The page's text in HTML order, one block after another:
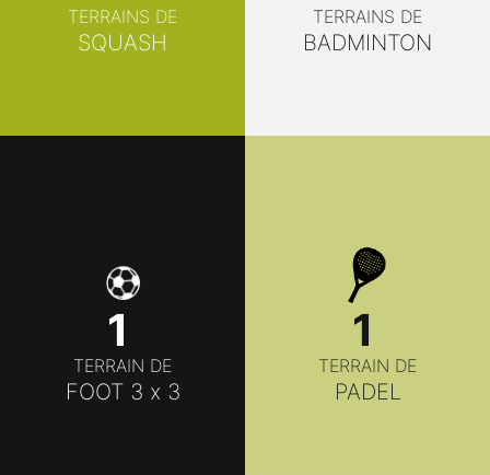
TERRAINS DE
SQUASH
TERRAINS DE
BADMINTON
1
TERRAIN DE
FOOT 3 x 3
1
TERRAIN DE
PADEL